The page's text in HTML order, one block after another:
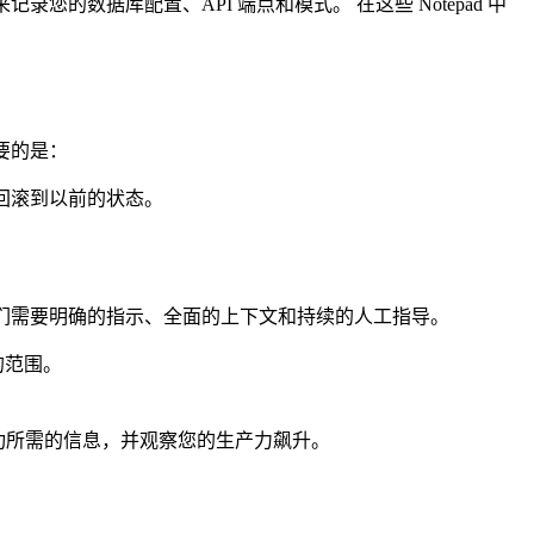
录您的数据库配置、API 端点和模式。 在这些 Notepad 中
是：
到以前的状态。
要明确的指示、全面的上下文和持续的人工指导。
围。
需的信息，并观察您的生产力飙升。